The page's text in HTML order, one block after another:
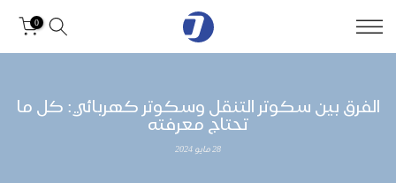
0
الفرق بين سكوتر التنقل وسكوتر كهربائي: كل ما
تحتاج معرفته
28 مايو 2024